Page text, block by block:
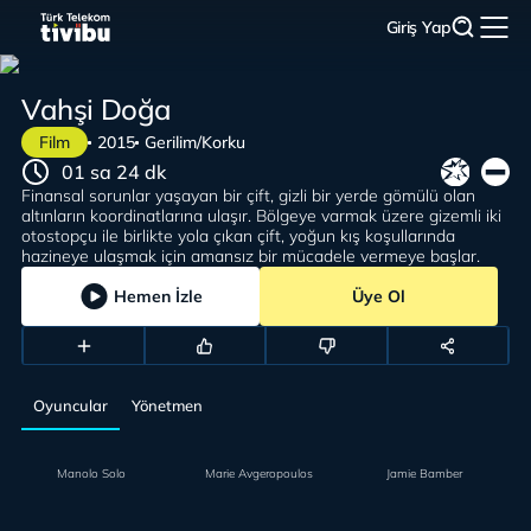
Giriş Yap
Film 2015 Gerilim/Korku
Vahşi Doğa
Finansal sorunlar yaşayan bir çift, gizli bir yerde gömülü olan
altınların koordinatlarına ulaşır. Bölgeye varmak üzere gizemli iki
otostopçu ile birlikte yola çıkan çift, yoğun kış koşullarında
hazineye ulaşmak için amansız bir mücadele vermeye başlar.
01 sa 24 dk
Hemen İzle Üye Ol
Oyuncular Yönetmen
Manolo Solo Marie Avgeropoulos Jamie Bamber